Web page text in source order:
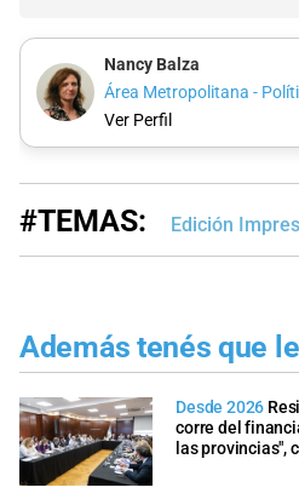
Nancy Balza
Área Metropolitana -
Ver Perfil
#TEMAS: Edición
Además tenés que
Desde 2026
corre del
las provincias",